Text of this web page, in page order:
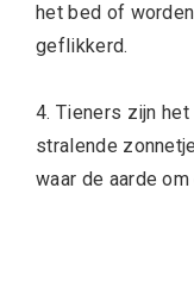
het bed of
geflikkerd.
4. Tieners zijn
stralende
waar de aarde om